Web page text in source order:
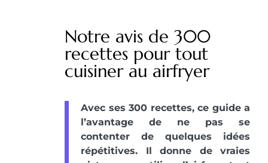
Notre avis de 300
recettes pour tout
cuisiner au airfryer
Avec ses 300 recettes, ce guide a
l’avantage de ne pas se
contenter de quelques idées
répétitives. Il donne de vraies